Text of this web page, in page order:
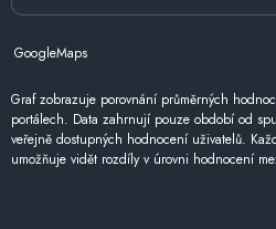
GoogleMaps
Graf zobrazuje porovnání průměrných
portálech. Data zahrnují pouze období od
veřejně dostupných hodnocení uživatelů.
umožňuje vidět rozdíly v úrovni hodnocení